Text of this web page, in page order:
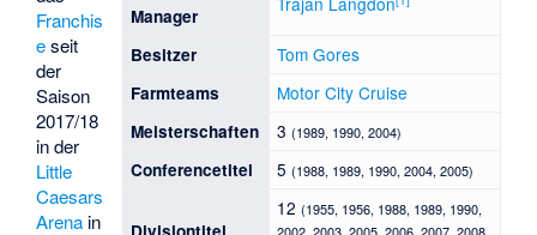
Manager
Besitzer Tom Gores
Farmteams Motor City Cruise
Meisterschaften 3(1989, 1990, 2004)
Conferencetitel 5(1988, 1989, 1990, 2004, 2005)
12(1955, 1956, 1988, 1989, 1990,
Franchis
eseit
der
Saison
2017/18
in der
Little
Caesars
Arena in